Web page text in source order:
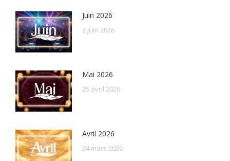
Juin 2026
2 juin 2026
Mai 2026
25 avril 2026
Avril 2026
24 mars 2026